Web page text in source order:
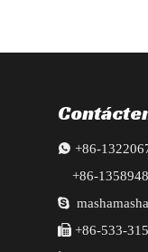
 +86-
+86-

 +86-533-